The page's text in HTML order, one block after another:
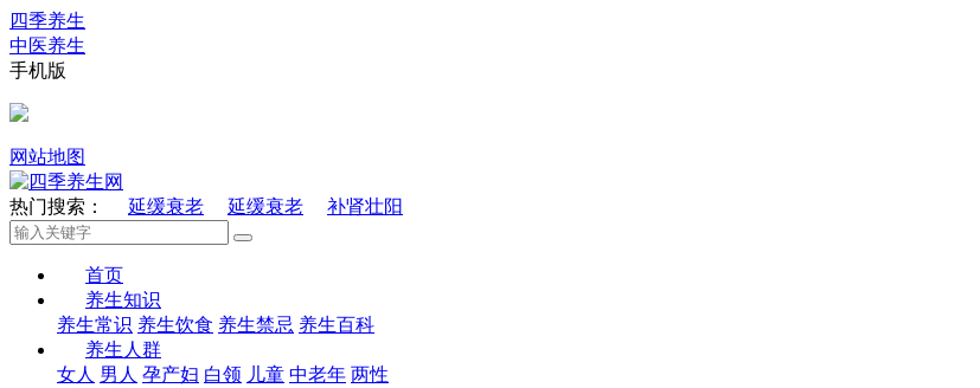
四季养生
中医养生
手机版
网站地图
热门搜索： 延缓衰老 延缓衰老 补肾壮阳
首页
养生知识
养生常识 养生饮食 养生禁忌 养生百科
养生人群
女人 男人 孕产妇 白领 儿童 中老年 两性